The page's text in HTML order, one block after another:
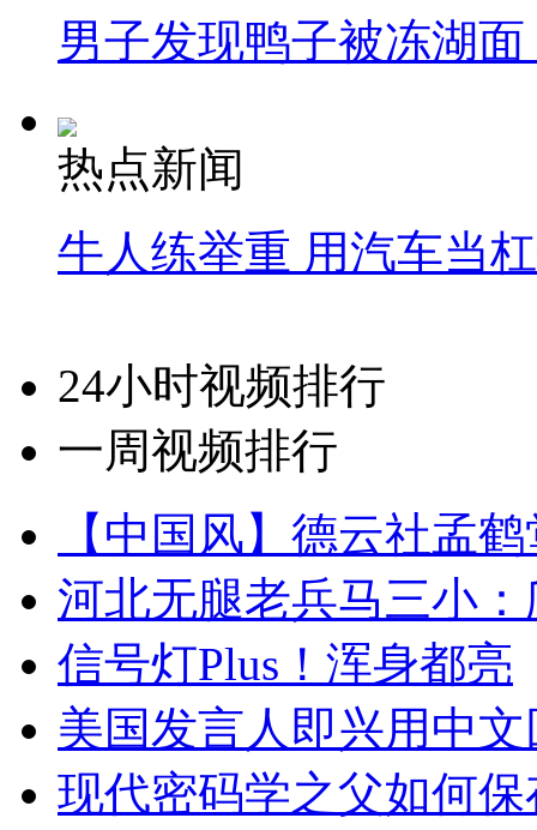
男子发现鸭子被冻湖
热点新闻
牛人练举重 用汽车当
24小时视频排行
一周视频排行
【中国风】德云社孟
河北无腿老兵马三小
信号灯Plus！浑身都亮
美国发言人即兴用中
现代密码学之父如何